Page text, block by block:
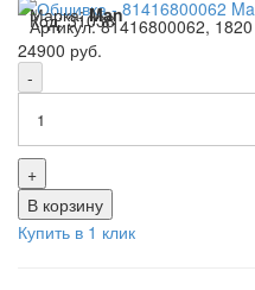
Марка:Man
Код:31038
Артикул:81416800062,
24900 руб.
-
+
В корзину
Купить в 1 клик